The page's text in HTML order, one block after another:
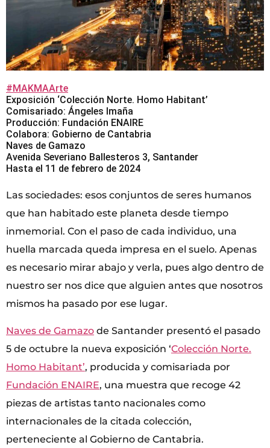
#MAKMAArte
Exposición ‘Colección Norte. Homo Habitant’
Comisariado: Ángeles Imaña
Producción: Fundación ENAIRE
Colabora: Gobierno de Cantabria
Naves de Gamazo
Avenida Severiano Ballesteros 3, Santander
Hasta el 11 de febrero de 2024
Las sociedades: esos conjuntos de seres humanos
que han habitado este planeta desde tiempo
inmemorial. Con el paso de cada individuo, una
huella marcada queda impresa en el suelo. Apenas
es necesario mirar abajo y verla, pues algo dentro de
nuestro ser nos dice que alguien antes que nosotros
mismos ha pasado por ese lugar.
Naves de Gamazo de Santander presentó el pasado
5 de octubre la nueva exposición ‘Colección Norte.
Homo Habitant’, producida y comisariada por
Fundación ENAIRE, una muestra que recoge 42
piezas de artistas tanto nacionales como
internacionales de la citada colección,
perteneciente al Gobierno de Cantabria.